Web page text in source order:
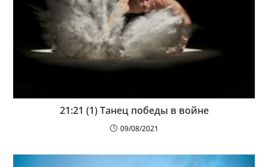
21:21 (1) Танец победы в войне
09/08/2021